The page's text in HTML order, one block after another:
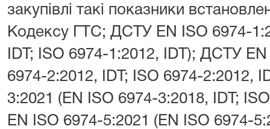
закупівлі такі показники
Кодексу ГТС; ДСТУ EN ISO 6974-
IDT; ISO 6974-1:2012, IDT); ДСТУ
6974-2:2012, IDT; ISO 6974-2:2012,
3:2021 (EN ISO 6974-3:2018, IDT;
EN ISO 6974-5:2021 (EN ISO 6974-